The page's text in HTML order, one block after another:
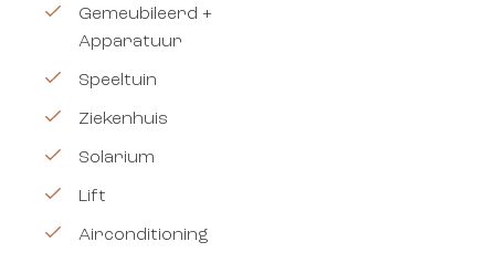
Gemeubileerd +
Apparatuur
Speeltuin
Ziekenhuis
Solarium
Lift
Airconditioning